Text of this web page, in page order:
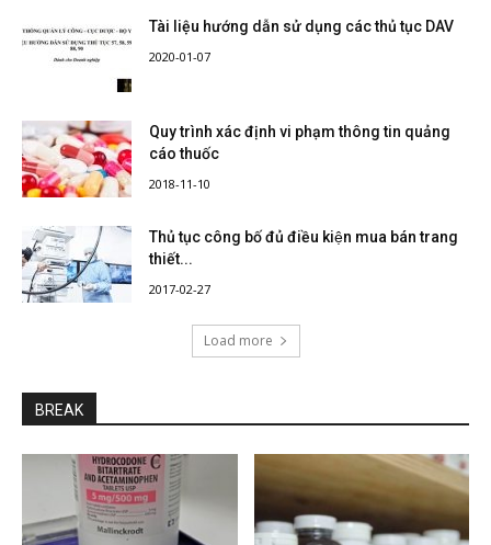
Tài liệu hướng dẫn sử dụng các thủ tục DAV
2020-01-07
Quy trình xác định vi phạm thông tin quảng
cáo thuốc
2018-11-10
Thủ tục công bố đủ điều kiện mua bán trang
thiết...
2017-02-27
Load more
BREAK